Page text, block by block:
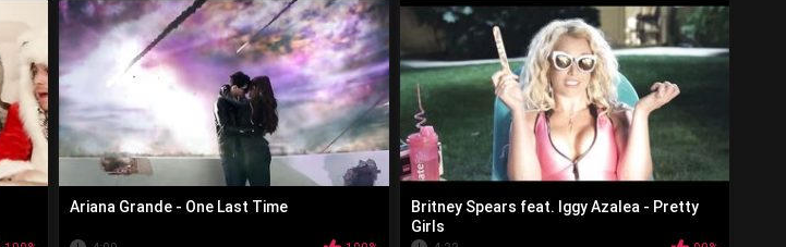
Ariana Grande - One Last Time
Britney Spears feat. Iggy Azalea - Pretty
Girls